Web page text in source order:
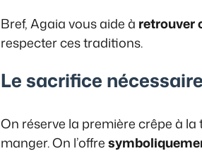
Bref, Agaia vous aide à retrouver
respecter ces traditions.
Le sacrifice
On réserve la première crêpe à
manger. On l’offre